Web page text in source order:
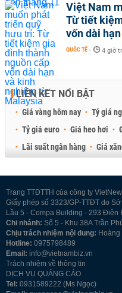
Việt Nam
Từ tiết
vốn dài
QUỐC TẾ - 4 giờ
LIÊN KẾT NỔI BẬT
Giá vàng hôm nay Tỷ giá
Tỷ giá euro
Giá heo hơi
Lãi suất ngân hàng
Giá
Trang TTĐTTH của công ty
Giấy phép số 3323/GP-TTĐT do
Lầu 5 - Compa Building - 293 Điện
Chi nhánh: Số 5 - Khu 38A Trần
Chịu trách nhiệm nội dung:
Hotline: 0975798489
Email: info@vietnambiz.vn
Trách nhiệm về thông tin
DỊCH VỤ QUẢNG CÁO
Tel: 0931589222 (Ms Ngọc)